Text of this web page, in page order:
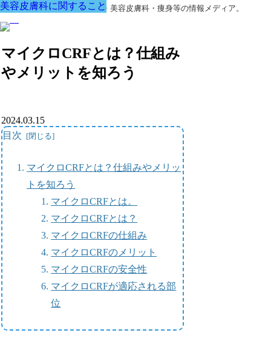
美容外科・アンチエイジング・美容皮膚科・痩身等の情報メディア。
マイクロCRFとは？仕組み
やメリットを知ろう
美容皮膚科に関すること
2024.03.15
目次
マイクロCRFとは？仕組みやメリッ
トを知ろう
マイクロCRFとは。
マイクロCRFとは？
マイクロCRFの仕組み
マイクロCRFのメリット
マイクロCRFの安全性
マイクロCRFが適応される部
位
美容皮膚科に関すること
美容皮膚科に関すること
美容皮膚科に関すること
美容皮膚科に関すること
美容皮膚科に関すること
美容皮膚科に関すること